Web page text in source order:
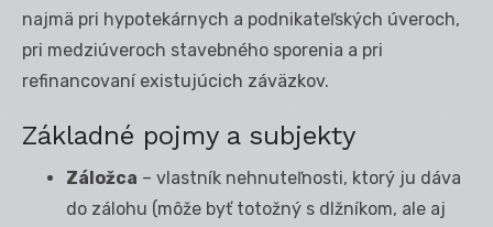
najmä pri hypotekárnych a podnikateľských úveroch,
pri medziúveroch stavebného sporenia a pri
refinancovaní existujúcich záväzkov.
Základné pojmy a subjekty
Záložca – vlastník nehnuteľnosti, ktorý ju dáva
do zálohu (môže byť totožný s dlžníkom, ale aj